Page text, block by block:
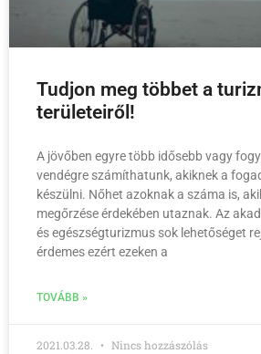
Tudjon meg többet a
területeiről!
A jövőben egyre több idősebb vagy
vendégre számíthatunk, akiknek a
készülni. Nőhet azoknak a száma is,
megőrzése érdekében utaznak. Az
és egészségturizmus sok lehetőséget
érdemes ezért ezeken a
TOVÁBB »
2021.03.28. Nincs hozzászólás